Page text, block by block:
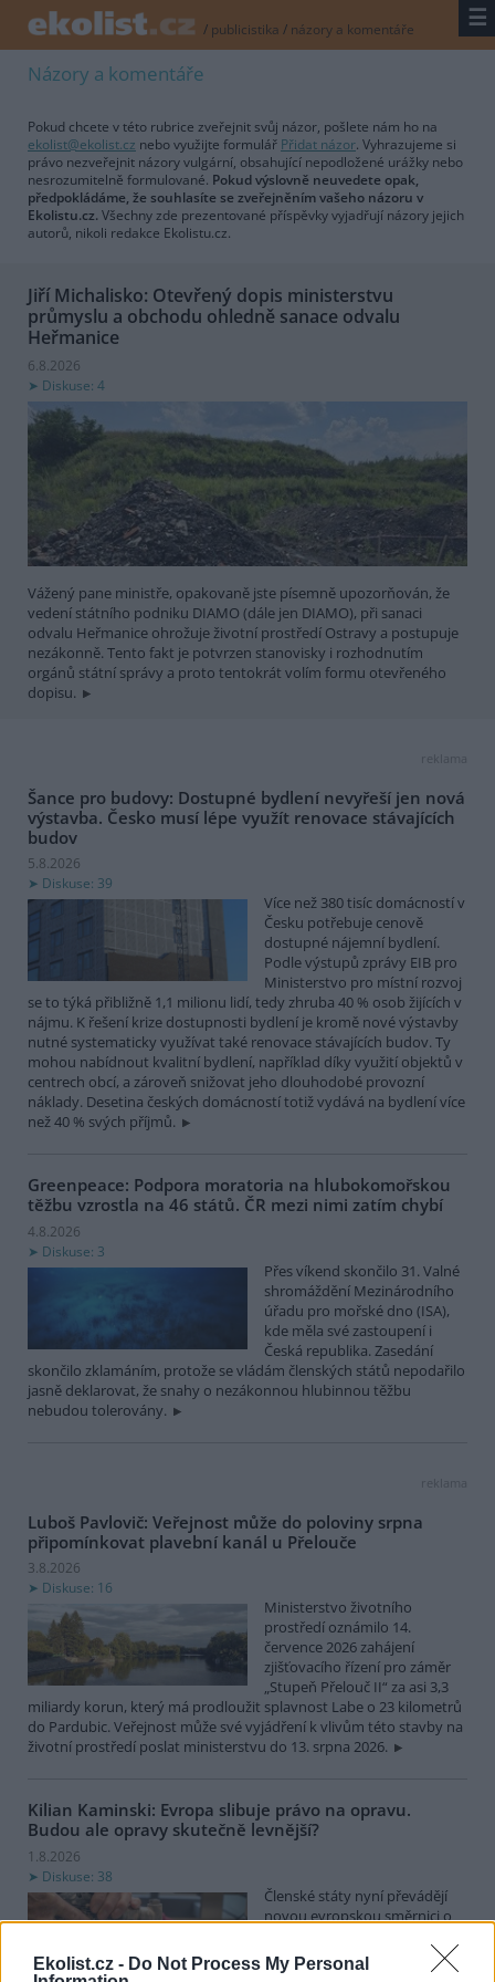
Ekolist.cz - Do Not Process My Personal
/ publicistika / názory a komentáře ☰
Názory a komentáře
Pokud chcete v této rubrice zveřejnit svůj názor, pošlete nám ho na
ekolist@ekolist.cz nebo využijte formulář Přidat názor. Vyhrazujeme si
právo nezveřejnit názory vulgární, obsahující nepodložené urážky nebo
nesrozumitelně formulované. Pokud výslovně neuvedete opak,
předpokládáme, že souhlasíte se zveřejněním vašeho názoru v
Ekolistu.cz. Všechny zde prezentované příspěvky vyjadřují názory jejich
autorů, nikoli redakce Ekolistu.cz.
Jiří Michalisko: Otevřený dopis ministerstvu
průmyslu a obchodu ohledně sanace odvalu
Heřmanice
6.8.2026
Diskuse: 4
Vážený pane ministře, opakovaně jste písemně upozorňován, že
vedení státního podniku DIAMO (dále jen DIAMO), při sanaci
odvalu Heřmanice ohrožuje životní prostředí Ostravy a postupuje
nezákonně. Tento fakt je potvrzen stanovisky i rozhodnutím
orgánů státní správy a proto tentokrát volím formu otevřeného
dopisu.
reklama
Šance pro budovy: Dostupné bydlení nevyřeší jen nová
výstavba. Česko musí lépe využít renovace stávajících
budov
5.8.2026
Diskuse: 39
Více než 380 tisíc domácností v
Česku potřebuje cenově
dostupné nájemní bydlení.
Podle výstupů zprávy EIB pro
Ministerstvo pro místní rozvoj
se to týká přibližně 1,1 milionu lidí, tedy zhruba 40 % osob žijících v
nájmu. K řešení krize dostupnosti bydlení je kromě nové výstavby
nutné systematicky využívat také renovace stávajících budov. Ty
mohou nabídnout kvalitní bydlení, například díky využití objektů v
centrech obcí, a zároveň snižovat jeho dlouhodobé provozní
náklady. Desetina českých domácností totiž vydává na bydlení více
než 40 % svých příjmů.
Greenpeace: Podpora moratoria na hlubokomořskou
těžbu vzrostla na 46 států. ČR mezi nimi zatím chybí
4.8.2026
Diskuse: 3
Přes víkend skončilo 31. Valné
shromáždění Mezinárodního
úřadu pro mořské dno (ISA),
kde měla své zastoupení i
Česká republika. Zasedání
skončilo zklamáním, protože se vládám členských států nepodařilo
jasně deklarovat, že snahy o nezákonnou hlubinnou těžbu
nebudou tolerovány.
reklama
Luboš Pavlovič: Veřejnost může do poloviny srpna
připomínkovat plavební kanál u Přelouče
3.8.2026
Diskuse: 16
Ministerstvo životního
prostředí oznámilo 14.
července 2026 zahájení
zjišťovacího řízení pro záměr
„Stupeň Přelouč II“ za asi 3,3
miliardy korun, který má prodloužit splavnost Labe o 23 kilometrů
do Pardubic. Veřejnost může své vyjádření k vlivům této stavby na
životní prostředí poslat ministerstvu do 13. srpna 2026.
Kilian Kaminski: Evropa slibuje právo na opravu.
Budou ale opravy skutečně levnější?
1.8.2026
Diskuse: 38
Členské státy nyní převádějí
novou evropskou směrnici o
legislativy. Podle společnosti
refurbed, evropským